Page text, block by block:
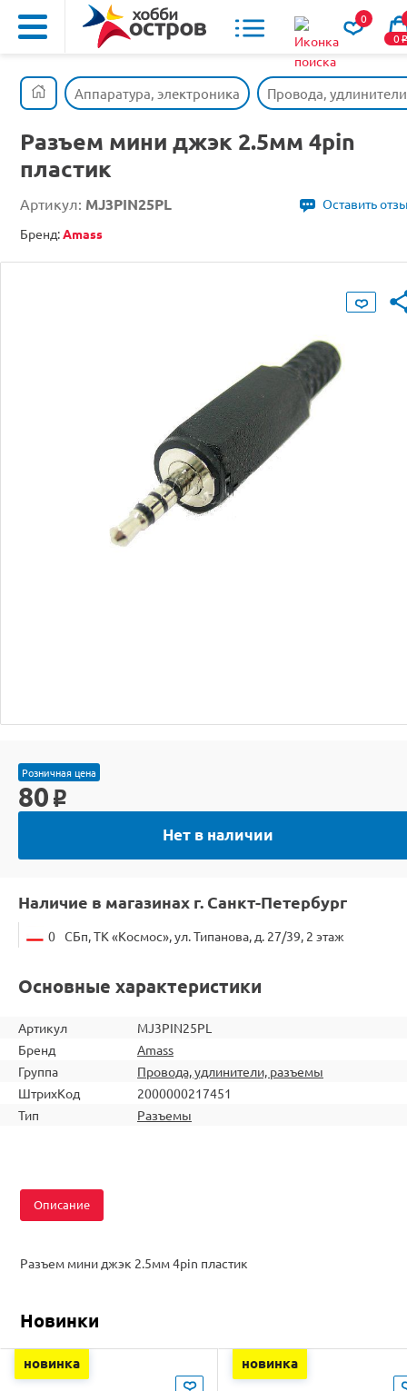
0
0o
Аппаратура, электроника Провода,
Разъем мини джэк 2.5мм 4pin
пластик
Артикул: MJ3PIN25PL
Оставить
Бренд:Amass
Розничная цена
80 o
Нет в наличии
Наличие в магазинах г. Санкт-Петербург
0 СБп, ТК «Космос», ул. Типанова, д. 27/39, 2 этаж
Основные характеристики
Артикул
MJ3PIN25PL
Бренд
Amass
Группа
Провода, удлинители, разъемы
ШтрихКод
2000000217451
Тип
Разъемы
Описание
Разъем мини джэк 2.5мм 4pin пластик
Новинки
новинка новинка